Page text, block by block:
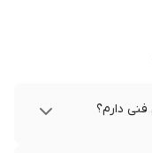
فنی دارم؟